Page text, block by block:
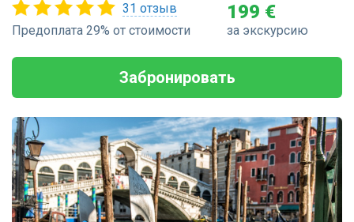
31 отзыв
Предоплата 29% от стоимости
199 €
за экскурсию
Забронировать